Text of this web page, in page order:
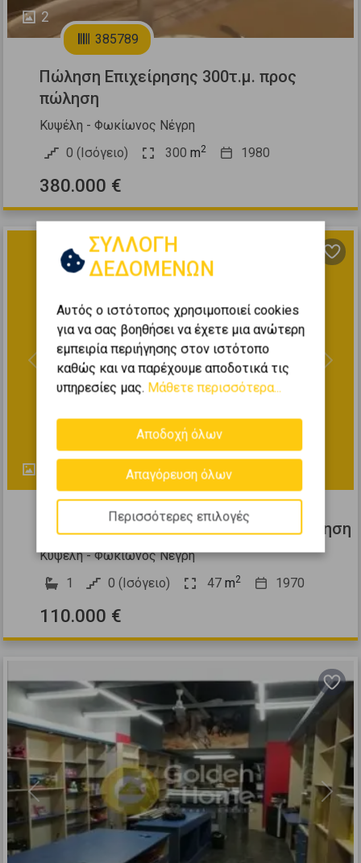
2
385789
Πώληση Επιχείρησης 300τ.μ. προς
πώληση
Κυψέλη - Φωκίωνος Νέγρη
0 (Ισόγειο)
300 m2 1980
380.000 €
Previous Next
381898
Πώληση Επιχείρησης 47τ.μ. προς πώληση
Κυψέλη - Φωκίωνος Νέγρη
1
0 (Ισόγειο) 47 m2 1970
110.000 €
Previous Next
ΣΥΛΛΟΓΗ
ΔΕΔΟΜΕΝΩΝ
Αυτός ο ιστότοπος χρησιμοποιεί cookies
για να σας βοηθήσει να έχετε μια ανώτερη
εμπειρία περιήγησης στον ιστότοπο
καθώς και να παρέχουμε αποδοτικά τις
υπηρεσίες μας. Μάθετε περισσότερα...
Αποδοχή όλων
Απαγόρευση όλων
Περισσότερες επιλογές